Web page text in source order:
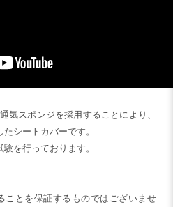
気スポンジを採用することにより、
シートカバーです。
を行っております。
ことを保証するものではございませ